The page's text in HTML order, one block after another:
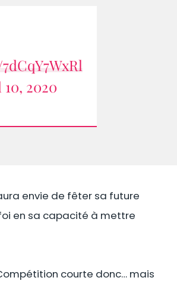
2020
envie de fêter sa future
en sa capacité à mettre
courte donc… mais